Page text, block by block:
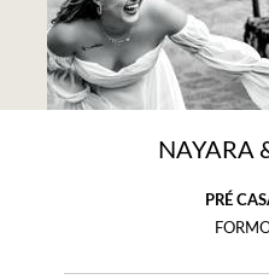
NAYARA
PRÉ